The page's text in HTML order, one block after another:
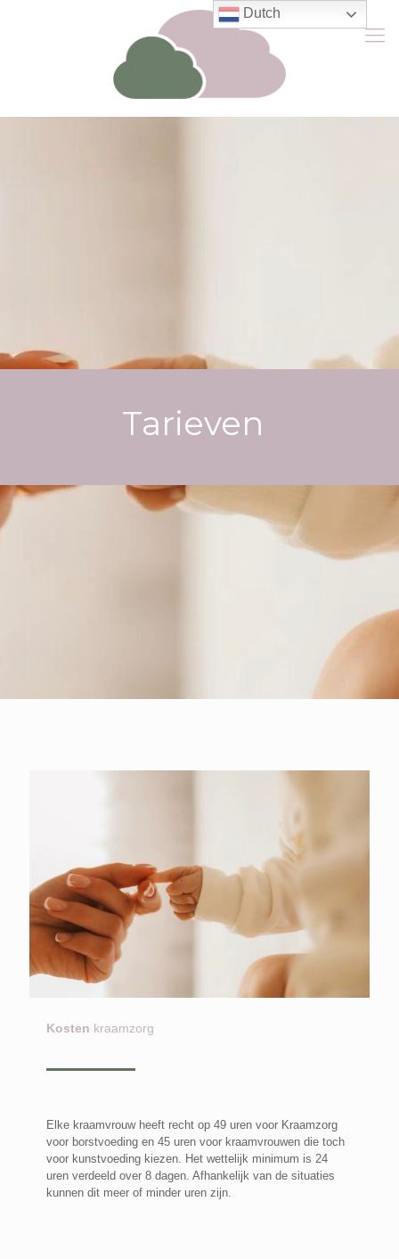
Tarieven
Kosten kraamzorg
Elke kraamvrouw heeft recht op 49 uren voor Kraamzorg
voor borstvoeding en 45 uren voor kraamvrouwen die toch
voor kunstvoeding kiezen. Het wettelijk minimum is 24
uren verdeeld over 8 dagen. Afhankelijk van de situaties
kunnen dit meer of minder uren zijn.
Dutch